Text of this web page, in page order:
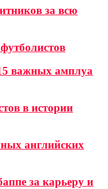
за всю
важных амплуа
в истории
английских
за карьеру и